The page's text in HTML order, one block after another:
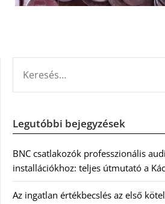
Legutóbbi bejegyzések
BNC csatlakozók professzionális
installációkhoz: teljes útmutató a
Az ingatlan értékbecslés az első